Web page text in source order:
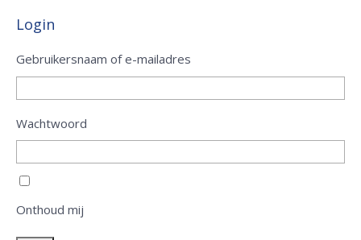
Login
Gebruikersnaam of e-mailadres
Wachtwoord
Onthoud mij